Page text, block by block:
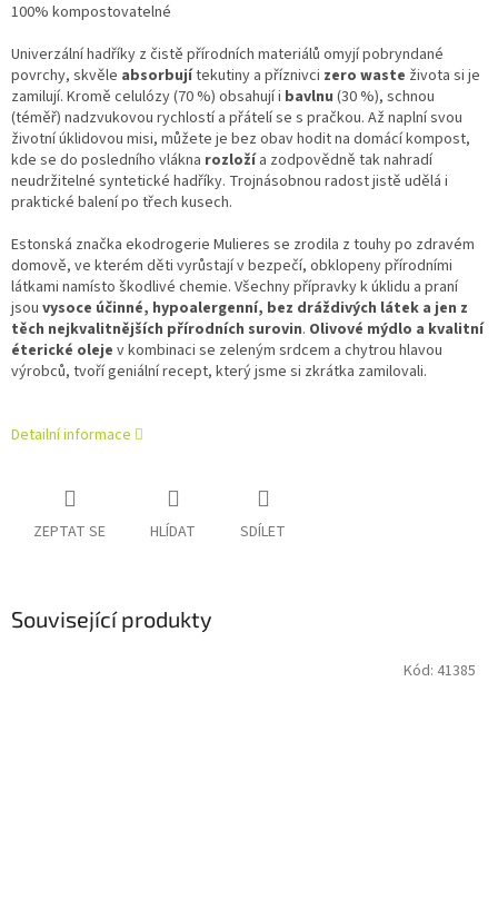
100% kompostovatelné
Univerzální hadříky z čistě přírodních materiálů omyjí pobryndané
povrchy, skvěle absorbujítekutiny a příznivci zero waste života si je
zamilují. Kromě celulózy (70 %) obsahují i bavlnu (30 %), schnou
(téměř) nadzvukovou rychlostí a přátelí se s pračkou. Až naplní svou
životní úklidovou misi, můžete je bez obav hodit na domácí kompost,
kde se do posledního vlákna rozloží a zodpovědně tak nahradí
neudržitelné syntetické hadříky. Trojnásobnou radost jistě udělá i
praktické balení po třech kusech.
Estonská značka ekodrogerie Mulieres se zrodila z touhy po zdravém
domově, ve kterém děti vyrůstají v bezpečí, obklopeny přírodními
látkami namísto škodlivé chemie. Všechny přípravky k úklidu a praní
jsou vysoce účinné, hypoalergenní, bez dráždivých látek a jen z
těch nejkvalitnějších přírodních surovin. Olivové mýdlo a kvalitní
éterické oleje v kombinaci se zeleným srdcem a chytrou hlavou
výrobců, tvoří geniální recept, který jsme si zkrátka zamilovali.
Detailní informace
ZEPTAT SE HLÍDAT SDÍLET
Související produkty
Kód: 41385